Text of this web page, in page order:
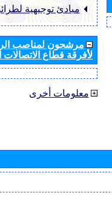
مبادئ توجيهية
مرشحون لمناصب
لأفرقة قطاع الاتصالات
معلومات أخرى